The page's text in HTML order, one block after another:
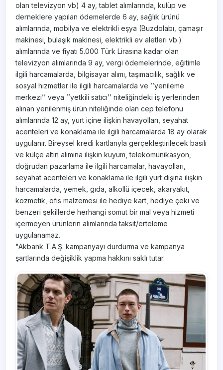
olan televizyon vb) 4 ay, tablet alımlarında, kulüp ve
derneklere yapılan ödemelerde 6 ay, sağlık ürünü
alımlarında, mobilya ve elektrikli eşya (Buzdolabı, çamaşır
makinesi, bulaşık makinesi, elektrikli ev aletleri vb.)
alımlarında ve fiyatı 5.000 Türk Lirasına kadar olan
televizyon alımlarında 9 ay, vergi ödemelerinde, eğitimle
ilgili harcamalarda, bilgisayar alımı, taşımacılık, sağlık ve
sosyal hizmetler ile ilgili harcamalarda ve ’’yenileme
merkezi’’ veya ’’yetkili satıcı’’ niteliğindeki iş yerlerinden
alınan yenilenmiş ürün niteliğinde olan cep telefonu
alımlarında 12 ay, yurt içine ilişkin havayolları, seyahat
acenteleri ve konaklama ile ilgili harcamalarda 18 ay olarak
uygulanır. Bireysel kredi kartlarıyla gerçekleştirilecek basılı
ve külçe altın alımına ilişkin kuyum, telekomünikasyon,
doğrudan pazarlama ile ilgili harcamalar, havayolları,
seyahat acenteleri ve konaklama ile ilgili yurt dışına ilişkin
harcamalarda, yemek, gıda, alkollü içecek, akaryakıt,
kozmetik, ofis malzemesi ile hediye kart, hediye çeki ve
benzeri şekillerde herhangi somut bir mal veya hizmeti
içermeyen ürünlerin alımlarında taksit/erteleme
uygulanamaz.
"Akbank T.A.Ş. kampanyayı durdurma ve kampanya
şartlarında değişiklik yapma hakkını saklı tutar.